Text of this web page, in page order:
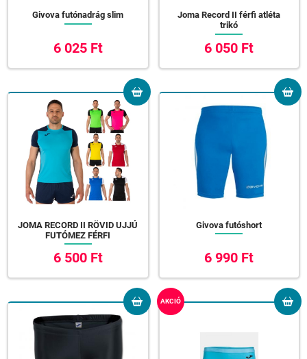
Givova futónadrág slim
6 025 Ft
Joma Record II férfi atléta
trikó
6 050 Ft
JOMA RECORD II RÖVID UJJÚ
FUTÓMEZ FÉRFI
6 500 Ft
Givova futóshort
6 990 Ft
AKCIÓ